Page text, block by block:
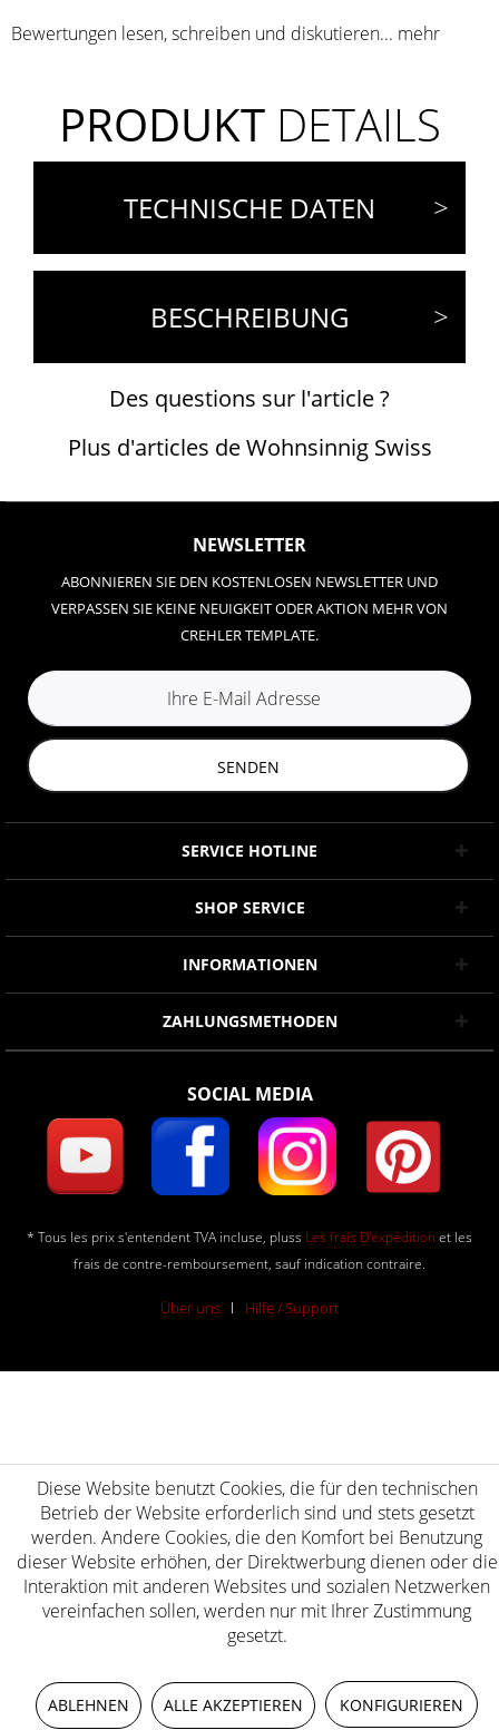
Bewertungen lesen, schreiben und diskutieren... mehr
PRODUKTDETAILS
TECHNISCHE DATEN
BESCHREIBUNG
Des questions sur l'article ?
Plus d'articles de Wohnsinnig Swiss
NEWSLETTER
ABONNIEREN SIE DEN KOSTENLOSEN NEWSLETTER UND
VERPASSEN SIE KEINE NEUIGKEIT ODER AKTION MEHR VON
CREHLER TEMPLATE.
SENDEN
SERVICE HOTLINE
SHOP SERVICE
INFORMATIONEN
ZAHLUNGSMETHODEN
SOCIAL MEDIA
* Tous les prix s'entendent TVA incluse, pluss Les frais D'expédition et les
frais de contre-remboursement, sauf indication contraire.
Über uns Hilfe / Support
Diese Website benutzt Cookies, die für den technischen
Betrieb der Website erforderlich sind und stets gesetzt
werden. Andere Cookies, die den Komfort bei Benutzung
dieser Website erhöhen, der Direktwerbung dienen oder die
Interaktion mit anderen Websites und sozialen Netzwerken
vereinfachen sollen, werden nur mit Ihrer Zustimmung
gesetzt.
ABLEHNEN ALLE AKZEPTIEREN KONFIGURIEREN